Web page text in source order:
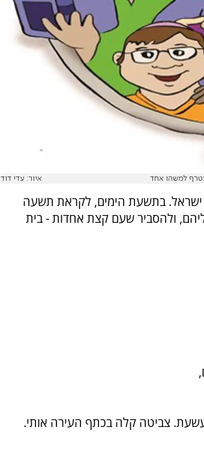
למשהו אחד איור: עדי דוד
ישראל. בתשעת הימים, לקראת תשעה
ולהסביר שעם קצת אחדות - בית
צביטה קלה בכתף העירה אותי.